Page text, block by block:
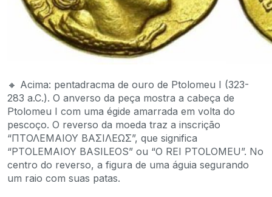
🔸 Acima: pentadracma de ouro de Ptolomeu I (323-
283 a.C.). O anverso da peça mostra a cabeça de
Ptolomeu I com uma égide amarrada em volta do
pescoço. O reverso da moeda traz a inscrição
“ΠΤΟΛEMAIOY BAΣΙΛΕΩΣ”, que significa
“PTOLEMAIOY BASILEOS” ou “O REI PTOLOMEU”. No
centro do reverso, a figura de uma águia segurando
um raio com suas patas.